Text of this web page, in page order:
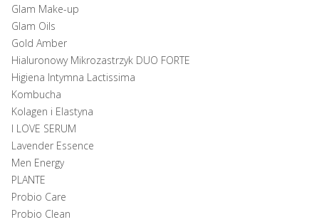
Glam Make-up
Glam Oils
Gold Amber
Hialuronowy Mikrozastrzyk DUO FORTE
Higiena Intymna Lactissima
Kombucha
Kolagen i Elastyna
I LOVE SERUM
Lavender Essence
Men Energy
PLANTE
Probio Care
Probio Clean